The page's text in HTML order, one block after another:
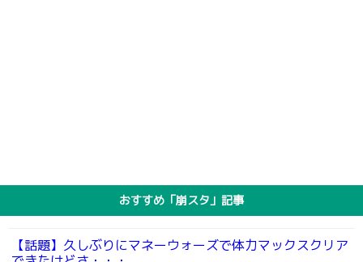
おすすめ「崩スタ」記事
【話題】久しぶりにマネーウォーズで体力マックスクリア